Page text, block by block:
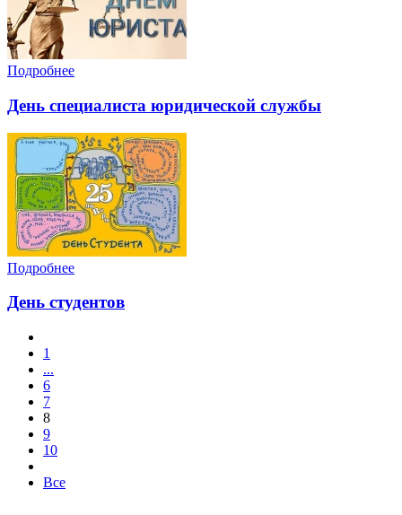
Подробнее
День специалиста юридической службы
Подробнее
День студентов
1
...
6
7
8
9
10
Все